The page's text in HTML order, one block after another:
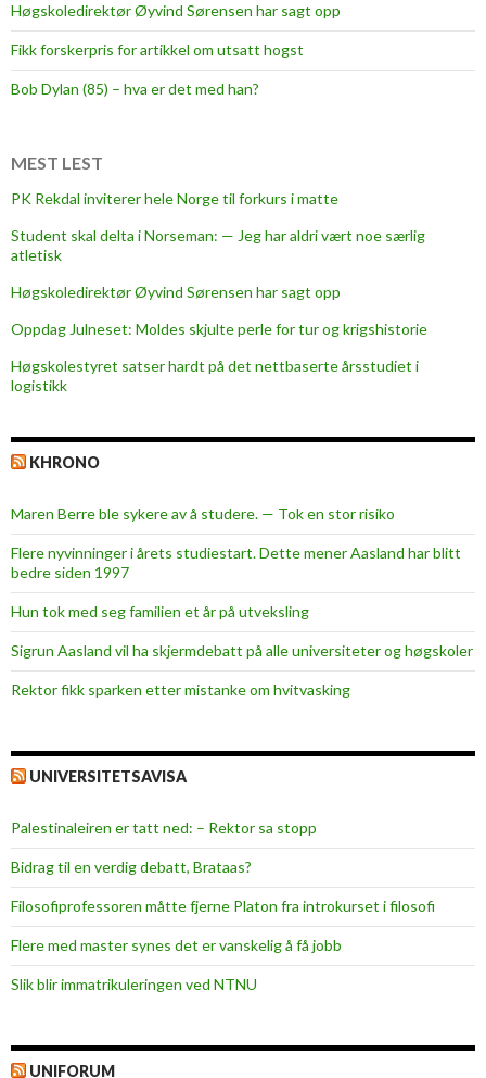
Høgskoledirektør Øyvind Sørensen har sagt opp
Fikk forskerpris for artikkel om utsatt hogst
Bob Dylan (85) – hva er det med han?
MEST LEST
PK Rekdal inviterer hele Norge til forkurs i matte
Student skal delta i Norseman: — Jeg har aldri vært noe særlig
atletisk
Høgskoledirektør Øyvind Sørensen har sagt opp
Oppdag Julneset: Moldes skjulte perle for tur og krigshistorie
Høgskolestyret satser hardt på det nettbaserte årsstudiet i
logistikk
KHRONO
Maren Berre ble sykere av å studere. — Tok en stor risiko
Flere nyvinninger i årets studiestart. Dette mener Aasland har blitt
bedre siden 1997
Hun tok med seg familien et år på utveksling
Sigrun Aasland vil ha skjerm­debatt på alle universiteter og høgskoler
Rektor fikk sparken etter mistanke om hvitvasking
UNIVERSITETSAVISA
Palestinaleiren er tatt ned: – Rektor sa stopp
Bidrag til en verdig debatt, Brataas?
Filosofiprofessoren måtte fjerne Platon fra introkurset i filosofi
Flere med master synes det er vanskelig å få jobb
Slik blir immatrikuleringen ved NTNU
UNIFORUM